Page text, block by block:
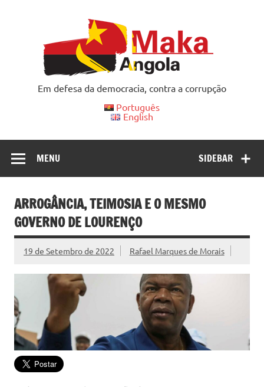
Em defesa da democracia, contra a corrupção
Português
English
SIDEBAR
MENU
ARROGÂNCIA, TEIMOSIA E O MESMO
GOVERNO DE LOURENÇO
19 de Setembro de 2022 Rafael Marques de Morais